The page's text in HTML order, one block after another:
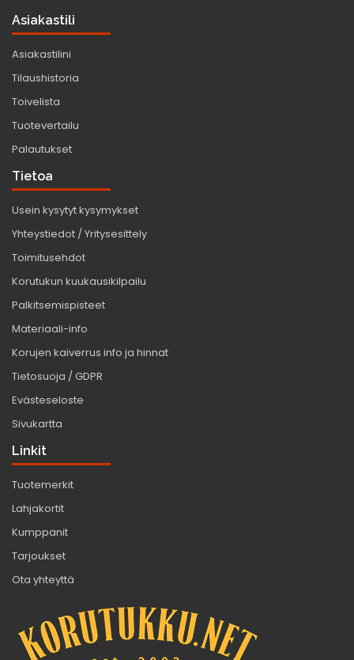
Asiakastili
Asiakastilini
Tilaushistoria
Toivelista
Tuotevertailu
Palautukset
Tietoa
Usein kysytyt kysymykset
Yhteystiedot / Yritysesittely
Toimitusehdot
Korutukun kuukausikilpailu
Palkitsemispisteet
Materiaali-info
Korujen kaiverrus info ja hinnat
Tietosuoja / GDPR
Evästeseloste
Sivukartta
Linkit
Tuotemerkit
Lahjakortit
Kumppanit
Tarjoukset
Ota yhteyttä